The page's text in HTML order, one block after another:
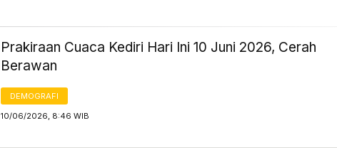
Prakiraan Cuaca Kediri Hari Ini 10 Juni 2026, Cerah
Berawan
DEMOGRAFI
10/06/2026, 8:46 WIB